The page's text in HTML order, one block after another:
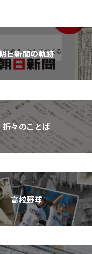
日新聞の軌跡
折々のことば
高校野球